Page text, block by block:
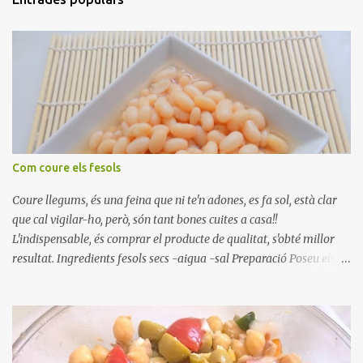
Com coure els fesols
Coure llegums, és una feina que ni te'n adones, es fa sol, està clar
que cal vigilar-ho, però, són tant bones cuites a casa!!
L'indispensable, és comprar el producte de qualitat, s'obté millor
resultat. Ingredients fesols secs -aigua -sal Preparació Poseu els
quan arrenca el bull, canvieu l'aigua bullint, per aigua freda,
repetiu dues o tres vegades, abaixeu el foc i atureu la ebullició, dues
o tres vegades afegint aigua freda, han de coure a foc baix, quasi